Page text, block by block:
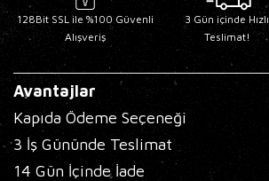
128Bit SSL ile %100 Güvenli
Alışveriş
3 Gün içinde Hızlı
Teslimat!
Avantajlar
Kapıda Ödeme Seçeneği
3 İş Gününde Teslimat
14 Gün İçinde İade